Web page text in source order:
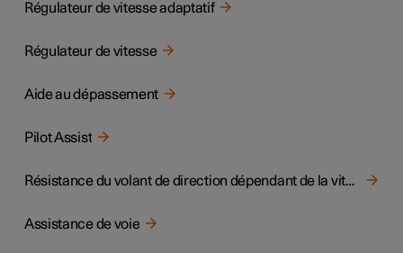
Régulateur de vitesse adaptatif
Régulateur de vitesse
Aide au dépassement
Pilot Assist
Résistance du volant de direction dépendant de la vitesse
Assistance de voie